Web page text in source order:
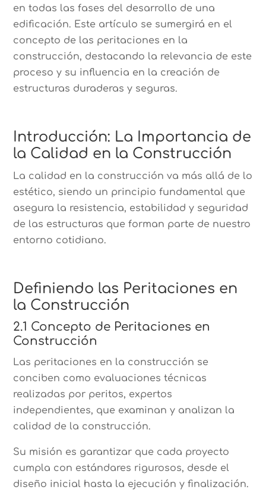
en todas las fases del desarrollo de una
edificación. Este artículo se sumergirá en el
concepto de las peritaciones en la
construcción, destacando la relevancia de este
proceso y su influencia en la creación de
estructuras duraderas y seguras.
Introducción: La Importancia de
la Calidad en la Construcción
La calidad en la construcción va más allá de lo
estético, siendo un principio fundamental que
asegura la resistencia, estabilidad y seguridad
de las estructuras que forman parte de nuestro
entorno cotidiano.
Definiendo las Peritaciones en
la Construcción
2.1 Concepto de Peritaciones en
Construcción
Las peritaciones en la construcción se
conciben como evaluaciones técnicas
realizadas por peritos, expertos
independientes, que examinan y analizan la
calidad de la construcción.
Su misión es garantizar que cada proyecto
cumpla con estándares rigurosos, desde el
diseño inicial hasta la ejecución y finalización.